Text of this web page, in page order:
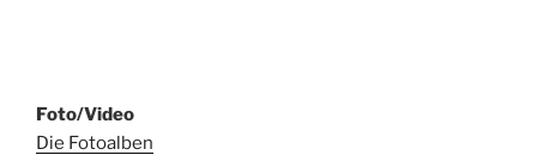
Foto/Video
Die Fotoalben